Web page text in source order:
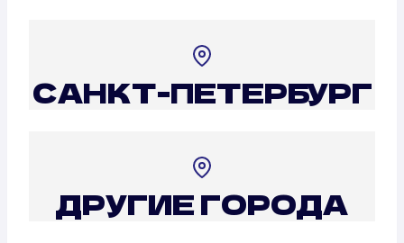
САНКТ-ПЕТЕРБУРГ
ДРУГИЕ ГОРОДА